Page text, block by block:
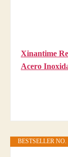
Xinantime
Acero
BESTSELLER NO.